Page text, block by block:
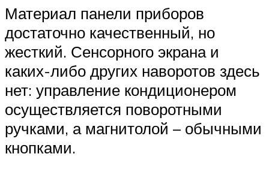
Материал панели приборов
достаточно качественный, но
жесткий. Сенсорного экрана и
каких-либо других наворотов здесь
нет: управление кондиционером
осуществляется поворотными
ручками, а магнитолой – обычными
кнопками.